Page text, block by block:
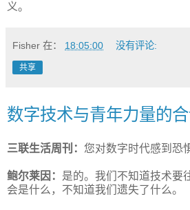
义。
Fisher 在： 18:05:00 没有评论:
共享
数字技术与青年力量的
三联生活周刊： 您对数字时代感到恐
鲍尔莱因： 是的。我们不知道技术要
会是什么，不知道我们遗失了什么。